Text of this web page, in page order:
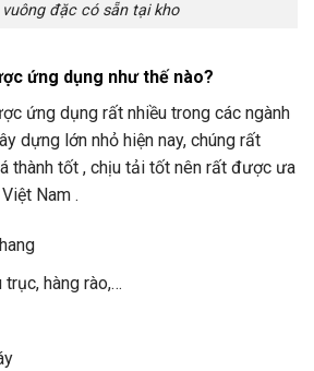
vuông đặc có sẵn tại kho
ứng dụng như thế nào?
ứng dụng rất nhiều trong các ngành
dựng lớn nhỏ hiện nay, chúng rất
thành tốt , chịu tải tốt nên rất được ưa
Nam .
hàng rào,…